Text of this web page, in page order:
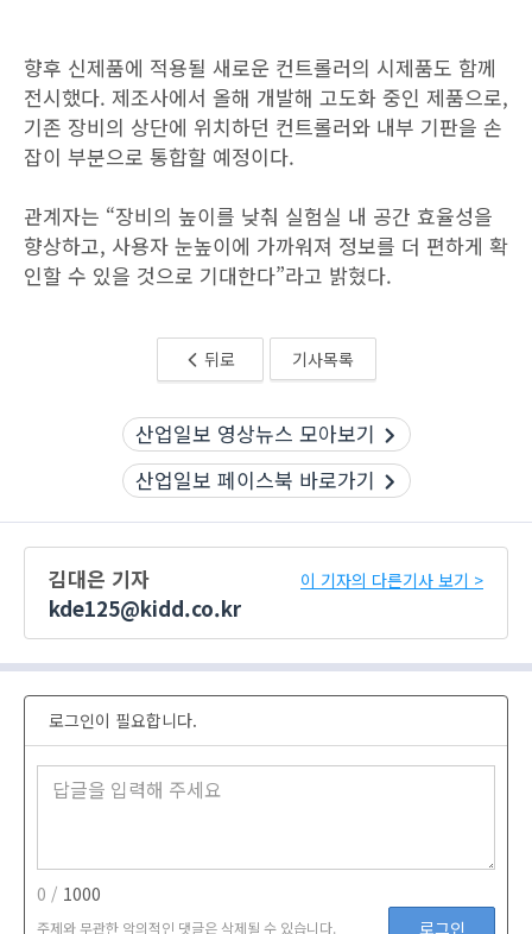
향후 신제품에 적용될 새로운 컨트롤러의 시제품도 함께
전시했다. 제조사에서 올해 개발해 고도화 중인 제품으로,
기존 장비의 상단에 위치하던 컨트롤러와 내부 기판을 손
잡이 부분으로 통합할 예정이다.
관계자는 “장비의 높이를 낮춰 실험실 내 공간 효율성을
향상하고, 사용자 눈높이에 가까워져 정보를 더 편하게 확
인할 수 있을 것으로 기대한다”라고 밝혔다.
뒤로 기사목록
산업일보 영상뉴스 모아보기
산업일보 페이스북 바로가기
김대은 기자
kde125@kidd.co.kr
이 기자의 다른기사 보기 >
로그인이 필요합니다.
0 / 1000
주제와 무관한 악의적인 댓글은 삭제될 수 있습니다. 로그인